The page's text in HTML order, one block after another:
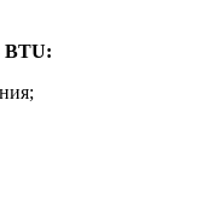
BTU: